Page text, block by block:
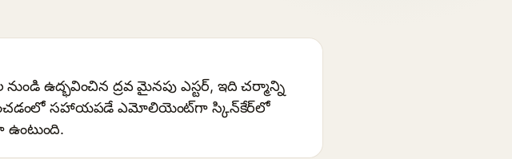
ఉద్భవించిన ద్రవ మైనపు ఎస్టర్, ఇది చర్మాన్ని
సహాయపడే ఎమోలియెంట్‌గా స్కిన్‌కేర్‌లో